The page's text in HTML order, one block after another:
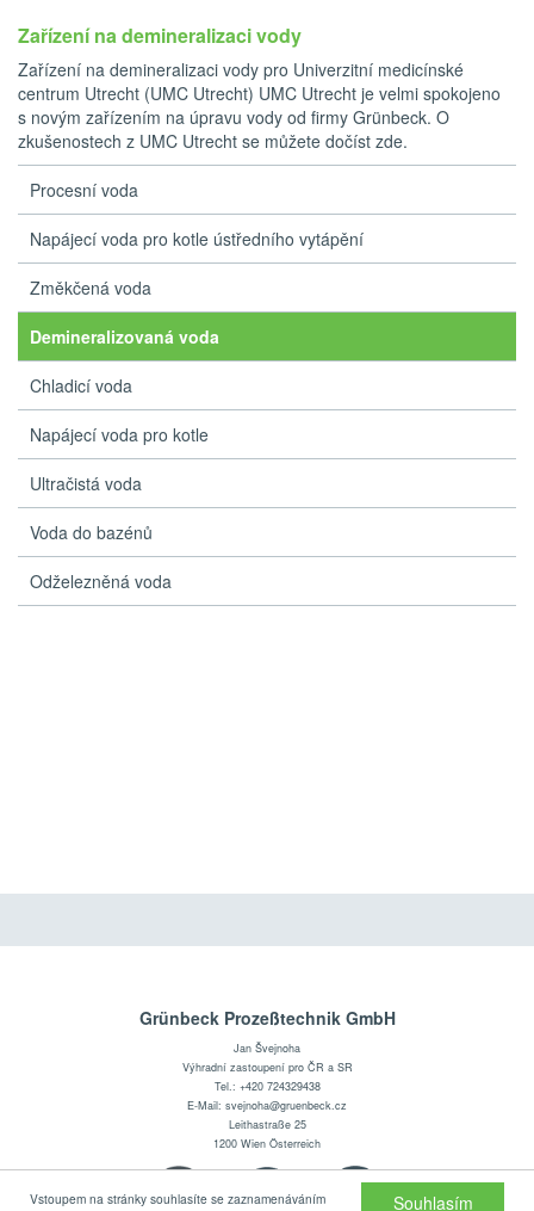
Souhlasím
Vstoupem na stránky souhlasíte se zaznamenáváním
Zařízení na demineralizaci vody
Zařízení na demineralizaci vody pro Univerzitní medicínské
centrum Utrecht (UMC Utrecht) UMC Utrecht je velmi spokojeno
s novým zařízením na úpravu vody od firmy Grünbeck. O
zkušenostech z UMC Utrecht se můžete dočíst zde.
Procesní voda
Napájecí voda pro kotle ústředního vytápění
Změkčená voda
Demineralizovaná voda
Chladicí voda
Napájecí voda pro kotle
Ultračistá voda
Voda do bazénů
Odželezněná voda
Grünbeck Prozeßtechnik GmbH
Jan Švejnoha
Výhradní zastoupení pro ČR a SR
Tel.: +420 724329438
E-Mail: svejnoha@gruenbeck.cz
Leithastraße 25
1200 Wien Österreich